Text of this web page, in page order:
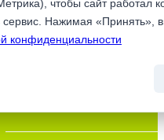
произведет
стоимость и точный
чтобы сайт работал
сервис. Нажимая «Принять»,
конфиденциальности